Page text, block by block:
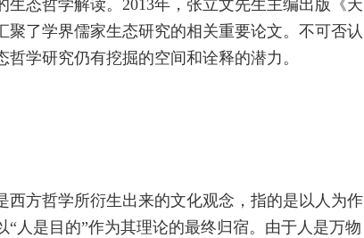
态哲学解读。2013年，张立文先生主编出版《天
了学界儒家生态研究的相关重要论文。不可否认
学研究仍有挖掘的空间和诠释的潜力。
西方哲学所衍生出来的文化观念，指的是以人为作
人是目的”作为其理论的最终归宿。由于人是万物